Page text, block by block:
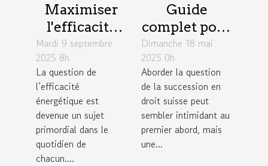
Maximiser
l'efficacité
énergétique :
astuces pour
réduire votre
facture
Mardi 9 septembre
2025 8h
La question de
l’efficacité
énergétique est
devenue un sujet
primordial dans le
quotidien de
chacun....
Guide
complet pour
comprendre
et planifier
sa succession
en droit
suisse
Dimanche 18 mai
2025 0h
Aborder la question
de la succession en
droit suisse peut
sembler intimidant au
premier abord, mais
une...